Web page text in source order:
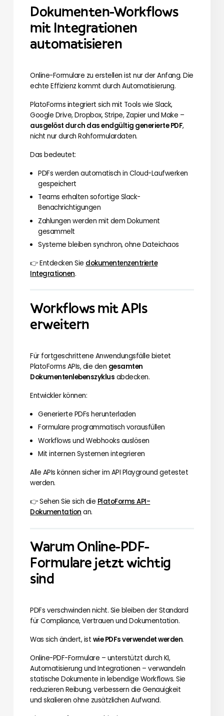
Dokumenten-Workflows
mit Integrationen
automatisieren
Online-Formulare zu erstellen ist nur der Anfang. Die
echte Effizienz kommt durch Automatisierung.
PlatoForms integriert sich mit Tools wie Slack,
Google Drive, Dropbox, Stripe, Zapier und Make –
ausgelöst durch das endgültig generierte PDF,
nicht nur durch Rohformulardaten.
Das bedeutet:
PDFs werden automatisch in Cloud-Laufwerken
gespeichert
Teams erhalten sofortige Slack-
Benachrichtigungen
Zahlungen werden mit dem Dokument
gesammelt
Systeme bleiben synchron, ohne Dateichaos
👉 Entdecken Sie dokumentenzentrierte
Integrationen.
Workflows mit APIs
erweitern
Für fortgeschrittene Anwendungsfälle bietet
PlatoForms APIs, die den gesamten
Dokumentenlebenszyklus abdecken.
Entwickler können:
Generierte PDFs herunterladen
Formulare programmatisch vorausfüllen
Workflows und Webhooks auslösen
Mit internen Systemen integrieren
Alle APIs können sicher im API Playground getestet
werden.
👉 Sehen Sie sich die PlatoForms API-
Dokumentation an.
Warum Online-PDF-
Formulare jetzt wichtig
sind
PDFs verschwinden nicht. Sie bleiben der Standard
für Compliance, Vertrauen und Dokumentation.
Was sich ändert, ist wie PDFs verwendet werden.
Online-PDF-Formulare – unterstützt durch KI,
Automatisierung und Integrationen – verwandeln
statische Dokumente in lebendige Workflows. Sie
reduzieren Reibung, verbessern die Genauigkeit
und skalieren ohne zusätzlichen Aufwand.